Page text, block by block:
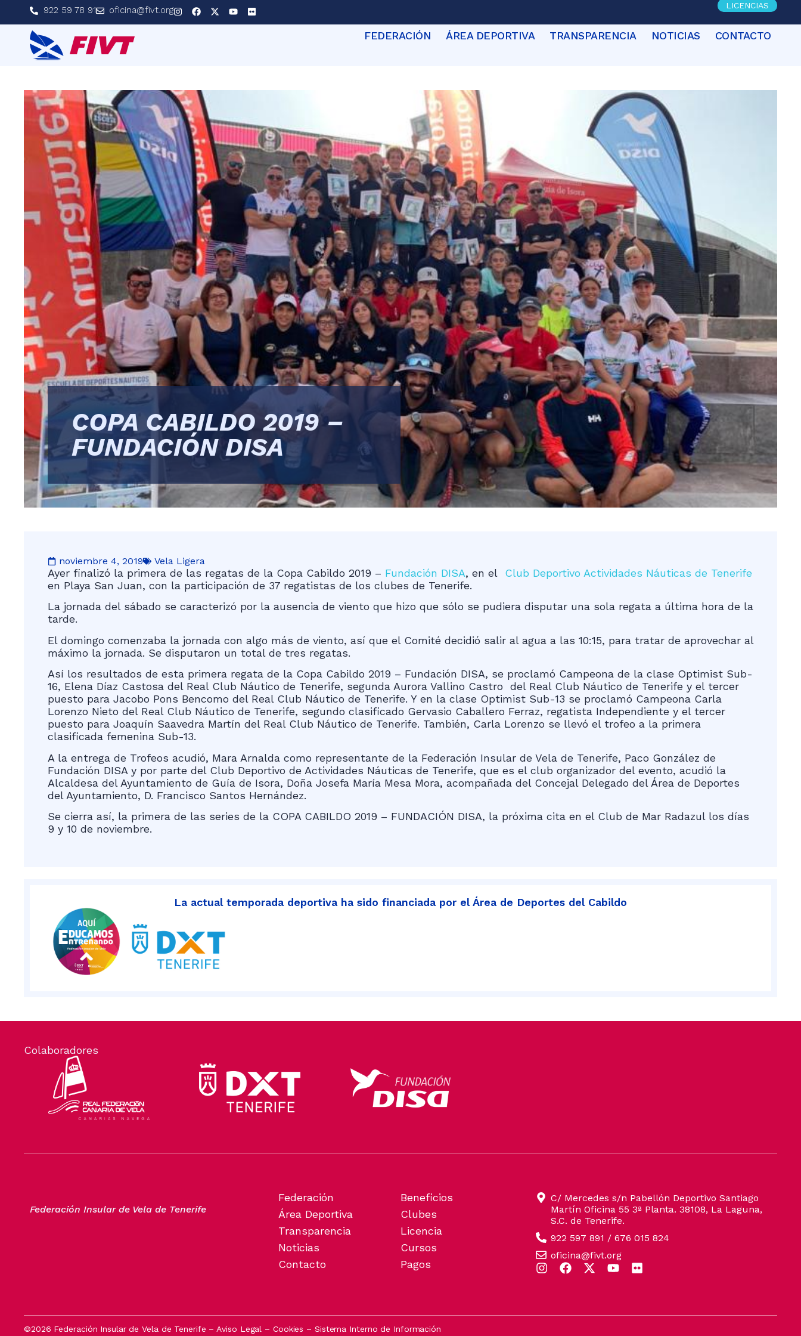
922 59 78 91 oficina@fivt.org LICENCIAS
FEDERACIÓN ÁREA DEPORTIVA TRANSPARENCIA NOTICIAS CONTACTO
COPA CABILDO 2019 –
FUNDACIÓN DISA
noviembre 4, 2019 Vela Ligera
Ayer finalizó la primera de las regatas de la Copa Cabildo 2019 – Fundación DISA, en el
Club Deportivo Actividades Náuticas de Tenerife
en Playa San Juan, con la participación de 37 regatistas de los clubes de Tenerife.
La jornada del sábado se caracterizó por la ausencia de viento que hizo que sólo se pudiera disputar una sola regata a última hora de la
tarde.
El domingo comenzaba la jornada con algo más de viento, así que el Comité decidió salir al agua a las 10:15, para tratar de aprovechar al
máximo la jornada. Se disputaron un total de tres regatas.
Así los resultados de esta primera regata de la Copa Cabildo 2019 – Fundación DISA, se proclamó Campeona de la clase Optimist Sub-
16, Elena Díaz Castosa del Real Club Náutico de Tenerife, segunda Aurora Vallino Castro del Real Club Náutico de Tenerife y el tercer
puesto para Jacobo Pons Bencomo del Real Club Náutico de Tenerife. Y en la clase Optimist Sub-13 se proclamó Campeona Carla
Lorenzo Nieto del Real Club Náutico de Tenerife, segundo clasificado Gervasio Caballero Ferraz, regatista Independiente y el tercer
puesto para Joaquín Saavedra Martín del Real Club Náutico de Tenerife. También, Carla Lorenzo se llevó el trofeo a la primera
clasificada femenina Sub-13.
A la entrega de Trofeos acudió, Mara Arnalda como representante de la Federación Insular de Vela de Tenerife, Paco González de
Fundación DISA y por parte del Club Deportivo de Actividades Náuticas de Tenerife, que es el club organizador del evento, acudió la
Alcaldesa del Ayuntamiento de Guía de Isora, Doña Josefa María Mesa Mora, acompañada del Concejal Delegado del Área de Deportes
del Ayuntamiento, D. Francisco Santos Hernández.
Se cierra así, la primera de las series de la COPA CABILDO 2019 – FUNDACIÓN DISA, la próxima cita en el Club de Mar Radazul los días
9 y 10 de noviembre.
La actual temporada deportiva ha sido financiada por el Área de Deportes del Cabildo
Colaboradores
Federación Insular de Vela de Tenerife
Federación
Área Deportiva
Transparencia
Noticias
Contacto
Beneficios
Clubes
Licencia
Cursos
Pagos
C/ Mercedes s/n Pabellón Deportivo Santiago
Martín Oficina 55 3ª Planta. 38108, La Laguna,
S.C. de Tenerife.
922 597 891 / 676 015 824
oficina@fivt.org
©2026 Federación Insular de Vela de Tenerife – Aviso Legal – Cookies – Sistema Interno de Información